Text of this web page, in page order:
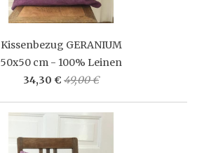
Kissenbezug GERANIUM
50x50 cm - 100% Leinen
34,30 € 49,00 €